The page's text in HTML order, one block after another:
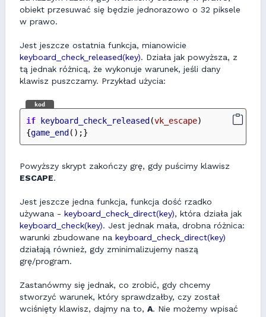
obiekt przesuwać się będzie jednorazowo o 32 piksele
w prawo.
Jest jeszcze ostatnia funkcja, mianowicie
keyboard_check_released(key). Działa jak powyższa, z
tą jednak różnicą, że wykonuje warunek, jeśli dany
klawisz puszczamy. Przykład użycia:
kod
if keyboard_check_released (vk_escape)
{game_end ();}
Powyższy skrypt zakończy grę, gdy puścimy klawisz
ESCAPE.
Jest jeszcze jedna funkcja, funkcja dość rzadko
używana - keyboard_check_direct(key), która działa jak
keyboard_check(key). Jest jednak mała, drobna różnica:
warunki zbudowane na keyboard_check_direct(key)
działają również, gdy zminimalizujemy naszą
grę/program.
Zastanówmy się jednak, co zrobić, gdy chcemy
stworzyć warunek, który sprawdzałby, czy został
wciśnięty klawisz, dajmy na to, A. Nie możemy wpisać